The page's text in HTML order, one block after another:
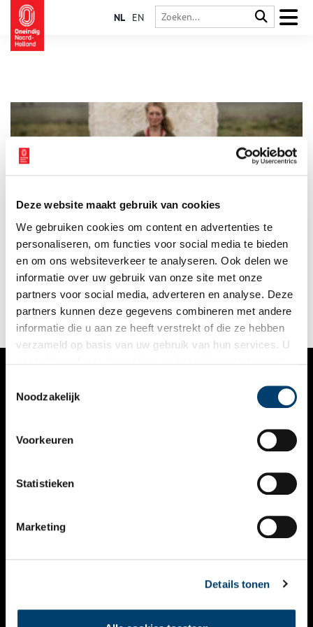
Deze website maakt gebruik van cookies
We gebruiken cookies om content en advertenties te
personaliseren, om functies voor social media te bieden
en om ons websiteverkeer te analyseren. Ook delen we
informatie over uw gebruik van onze site met onze
partners voor social media, adverteren en analyse. Deze
partners kunnen deze gegevens combineren met andere
informatie die u aan ze heeft verstrekt of die ze hebben
verzameld op basis van uw gebruik van hun services. U
Noodzakelijk
Voorkeuren
Statistieken
Marketing
Details tonen
NL EN
Zoals je misschien weet heeft het De Zwarte Schuur in
Scharwoude kort geleden de Interior Award 2025 gewonnen
en daar zijn ze natuurlijk ontzettend trots op! Vanaf het begin
af aan is er de wens geweest om de verhalen van het
dijkmagazijn ook via een kunstwerk te vertellen, liefst met een
object op de plek van het grote venster aan de dijk zodat
voorbijgangers er ook van kunnen meegenieten.
1 min
VERHALEN
KALENDER
THEMA’S
VIDEO’S
CONTACT